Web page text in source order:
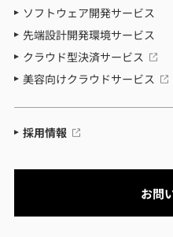
ソフトウェア開発サービス
先端設計開発環境サービス
クラウド型決済サービス
美容向けクラウドサービス
採用情報
お問